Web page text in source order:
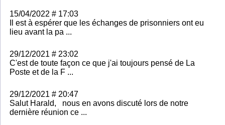
15/04/2022 # 17:03
Il est à espérer que les échanges de prisonniers ont eu
lieu avant la pa ...
29/12/2021 # 23:02
C'est de toute façon ce que j'ai toujours pensé de La
Poste et de la F ...
29/12/2021 # 20:47
Salut Harald, nous en avons discuté lors de notre
dernière réunion ce ...